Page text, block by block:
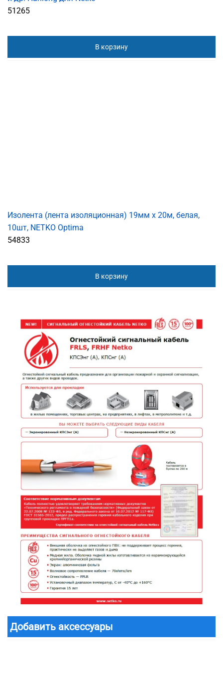
51265
В корзину
Изолента (лента изоляционная) 19мм х 20м, белая,
10шт, NETKO Optima
54833
В корзину
Добавить аксессуары